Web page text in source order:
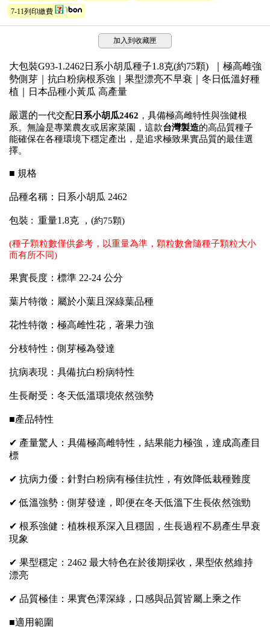
7-11列印繳費
加入到收藏匣
大包裝G93-1.2462日系小胡瓜種子1.8克(約75顆) ｜極高雌強
勢側芽｜抗白粉病根系強｜果型漂亮不早衰｜冬日低溫好種
植｜日本品種小黃瓜 高產量
嚴選的一代交配日系小胡瓜2462 ，具備極高雌特性與強健根
系。無論是專業農友或居家菜園，這款台灣製造的高品質種子
能確保在各種環境下穩定產出，是追求極致果實品質的最佳選
擇。
■ 規格
品種名稱：日系小胡瓜 2462
包裝 : 重量1.8克 ，(約75顆)
(種子顆粒數僅供參考，以重量為準，顆粒數會隨種子顆粒大小
而有所不同)
果實長度：標準 22-24 公分
葉片特徵：屬於小葉且深綠葉品種
花性特徵：極高雌性花，著果力強
分枝特性：側芽極為發達
抗病表現：具備抗白粉病特性
生長耐受：冬天低溫環境依然強勢
■產品特性
✔ 產量驚人：具備極高雌特性，結果能力極強，達成高產目
標
✔ 抗病力優：針對白粉病有極佳抗性，有效降低栽種難度
✔ 低溫強勢：側芽發達，即便在冬天低溫下生長依然強勁
✔ 根系強健：植株根系深入且穩固，生長過程不易產生早衰
現象
✔ 果型穩定：2462 最大特色在於後期採收，果型依然維持
漂亮
✔ 品質極佳：果實色澤深綠，口感與品質皆屬上乘之作
■適用範圍